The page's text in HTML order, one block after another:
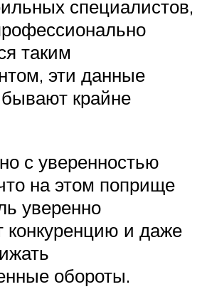
специалистов,
таким
эти данные
крайне
с уверенностью
на этом поприще
уверенно
конкуренцию и даже
обороты.